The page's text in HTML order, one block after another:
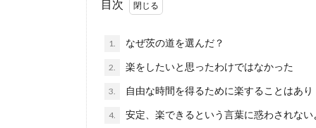
目次
1. なぜ茨の道を選んだ？
2. 楽をしたいと思ったわけではなかった
3. 自由な時間を得るために楽することはあり
4. 安定、楽できるという言葉に惑わされない